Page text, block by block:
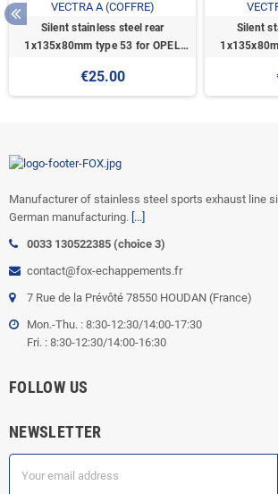
Silent stainless steel rear
1x135x80mm type 53 for OPEL
€25.00
Silent
Manufacturer of stainless steel sports exhaust line
German manufacturing. [...]
0033 130522385 (choice 3)
contact@fox-echappements.fr
7 Rue de la Prévôté 78550 HOUDAN (France)
Mon.-Thu. : 8:30-12:30/14:00-17:30
Fri. : 8:30-12:30/14:00-16:30
FOLLOW US
NEWSLETTER